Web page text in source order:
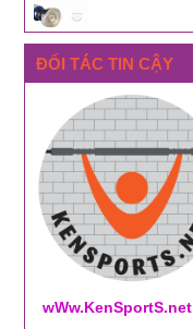
ĐỐI TÁC TIN CẬY
wWw.KenSportS.net